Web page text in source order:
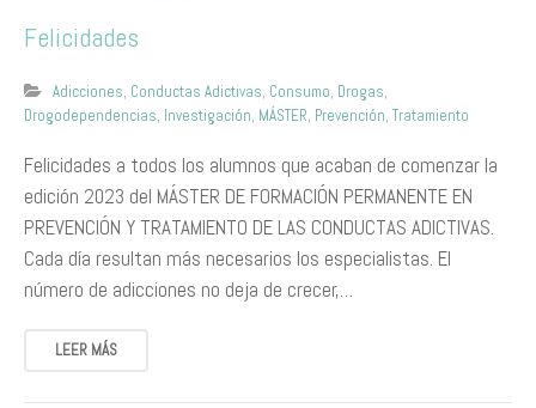
Felicidades
Adicciones, Conductas Adictivas, Consumo, Drogas,
Drogodependencias, Investigación, MÁSTER, Prevención, Tratamiento
Felicidades a todos los alumnos que acaban de comenzar la
edición 2023 del MÁSTER DE FORMACIÓN PERMANENTE EN
PREVENCIÓN Y TRATAMIENTO DE LAS CONDUCTAS ADICTIVAS.
Cada día resultan más necesarios los especialistas. El
número de adicciones no deja de crecer,…
LEER MÁS